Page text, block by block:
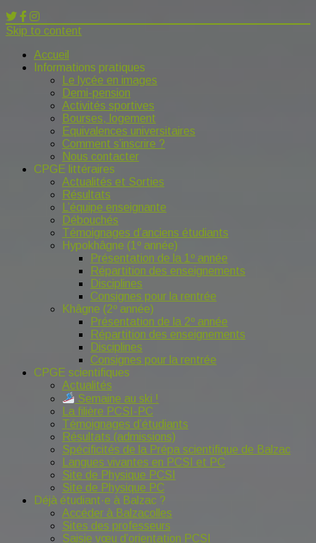
Skip to content
Accueil
Informations pratiques
Le lycée en images
Demi-pension
Activités sportives
Bourses, logement
Equivalences universitaires
Comment s’inscrire ?
Nous contacter
CPGE littéraires
Actualités et Sorties
Résultats
L’équipe enseignante
Débouchés
Témoignages d’anciens étudiants
Hypokhâgne (1º année)
Présentation de la 1º année
Répartition des enseignements
Disciplines
Consignes pour la rentrée
Khâgne (2º année)
Présentation de la 2º année
Répartition des enseignements
Disciplines
Consignes pour la rentrée
CPGE scientifiques
Actualités
Semaine au ski !
La filière PCSI-PC
Témoignages d’étudiants
Résultats (admissions)
Spécificités de la Prépa scientifique de Balzac
Langues vivantes en PCSI et PC
Site de Physique PCSI
Site de Physique PC
Déjà étudiant·e à Balzac ?
Accéder à Balzacolles
Sites des professeurs
Saisie vœu d’orientation PCSI